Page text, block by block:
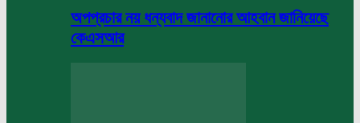
অপপ্রচার নয় ধন্যবাদ জানানোর আহবান জানিয়েছে
কেএসআর